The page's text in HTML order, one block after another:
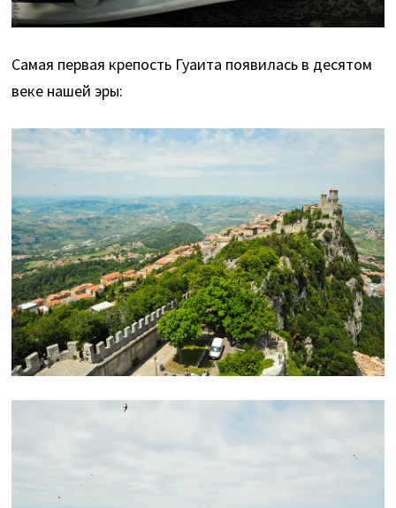
Самая первая крепость Гуаита появилась в десятом
веке нашей эры: